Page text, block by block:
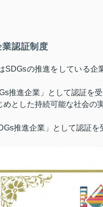
認証制度
SDGsの推進をしている
推進企業」として認証を
とした持続可能な社会の
推進企業」として認証を